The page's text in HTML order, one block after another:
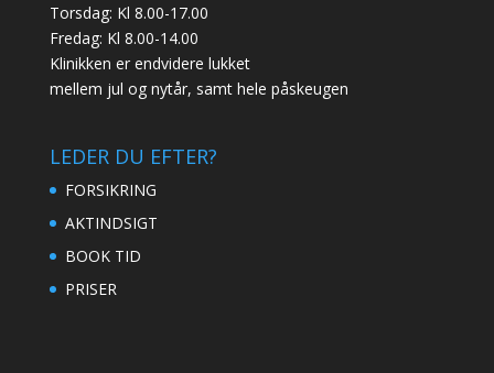
Torsdag: Kl 8.00-17.00
Fredag: Kl 8.00-14.00
Klinikken er endvidere lukket
mellem jul og nytår, samt hele påskeugen
LEDER DU EFTER?
FORSIKRING
AKTINDSIGT
BOOK TID
PRISER